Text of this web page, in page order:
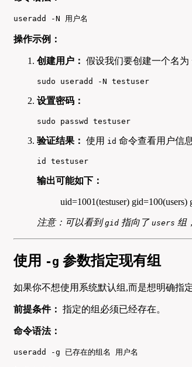
useradd -N 用户名
操作示例：
创建用户： 假设我们要创建一个名为
sudo useradd -N testuser
设置密码：
sudo passwd testuser
验证结果： 使用 id 命令查看用户信息
id testuser
输出可能如下：
uid=1001(testuser) gid=100(users)
注意：可以看到gid 指向了 users 组
使用 -g 参数指定现有组
如果你不想使用系统默认组,而是想明确指
前提条件： 指定的组必须已经存在。
命令语法：
useradd -g 已存在的组名 用户名